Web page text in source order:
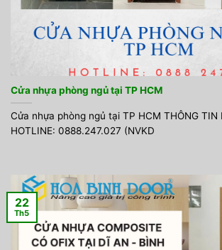
Cửa nhựa phòng ngủ tại TP HCM
Cửa nhựa phòng ngủ tại TP HCM THÔNG TIN
HOTLINE: 0888.247.027 (NVKD
22
Th5